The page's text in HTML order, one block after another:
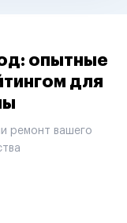
опытные
для
ремонт вашего